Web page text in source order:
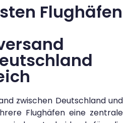
Flughäfen
zwischen Deutschland und
Flughäfen eine zentrale